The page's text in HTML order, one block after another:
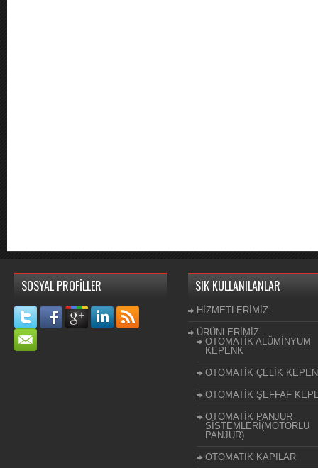
SOSYAL PROFİLLER SIK KULLANILANLAR
HİZMETLERİMİZ
ÜRÜNLERİMİZ
OTOMATİK ALÜMİNYUM
KEPENK
OTOMATİK ÇELİK
OTOMATİK ŞEFFAF
OTOMATİK PANJUR
SİSTEMLERİ(MOTORLU
PANJUR)
OTOMATİK KAPILAR